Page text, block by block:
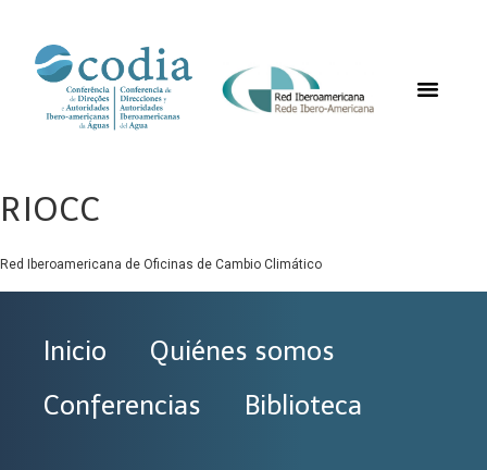
RIOCC
Red Iberoamericana de Oficinas de Cambio Climático
Inicio
Quiénes somos
Conferencias
Biblioteca